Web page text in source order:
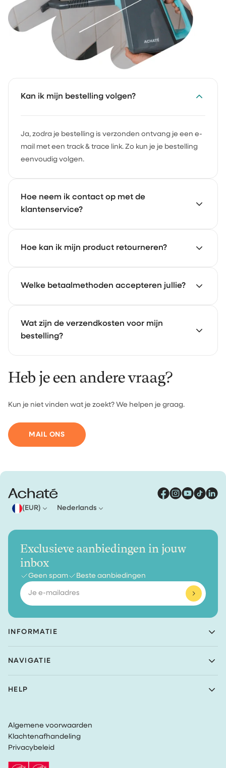
Heb je een andere vraag?
Kan ik mijn bestelling volgen?
Ja, zodra je bestelling is verzonden ontvang je een e-
mail met een track & trace link. Zo kun je je bestelling
eenvoudig volgen.
Hoe neem ik contact op met de
klantenservice?
Onze klantenservice staat voor je klaar. Mail naar
Hoe kan ik mijn product retourneren?
Ga naar het retourportaal van Achaté. Daar meld je
Welke betaalmethoden accepteren jullie?
Je kunt betalen met iDEAL, creditcard en PayPal.
Wat zijn de verzendkosten voor mijn
bestelling?
Voor bestellingen onder €30 betaal je €4,95
verzendkosten. Vanaf €30 verzenden we je bestelling
Kun je niet vinden wat je zoekt? We helpen je graag.
MAIL ONS
(EUR) Nederlands
INFORMATIE
Nieuwe Prinsenkade 3
4811VC Breda
The Netherlands
VAT: NL862726335B01
NAVIGATIE
Bundels
Wordt Ambassadeur
HELP
Privacy
Algemene Voorwaarden
Volg mijn bestelling
Exclusieve aanbiedingen in jouw
inbox
Geen spam Beste aanbiedingen
E-
mailadres
Algemene voorwaarden
Klachtenafhandeling
Privacybeleid